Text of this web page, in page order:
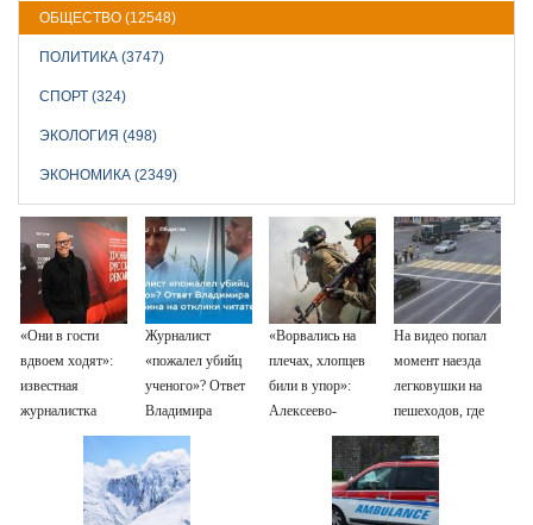
ОБЩЕСТВО (12548)
ПОЛИТИКА (3747)
СПОРТ (324)
ЭКОЛОГИЯ (498)
ЭКОНОМИКА (2349)
«Они в гости
вдвоем ходят»:
известная
журналистка
подтвердила
Бондарчука и
Журналист
«пожалел убийц
ученого»? Ответ
Владимира
Ворсобина на
отклики
читателей
«Ворвались на
плечах, хлопцев
били в упор»:
Алексеево-
Дружковка стала
могильником для
«птах Мадьяра»
На видео попал
момент наезда
легковушки на
пешеходов, где
пострадали
минимум восемь
человек
06/08/2026 –